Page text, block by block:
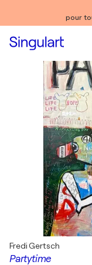
pour
Partytime
Fredi Gertsch